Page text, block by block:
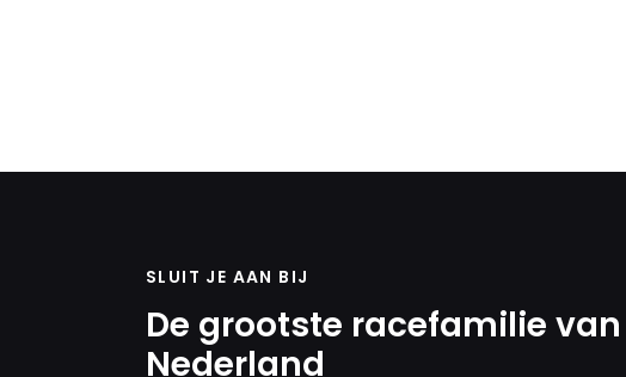
SLUIT JE AAN BIJ
De grootste racefamilie van
Nederland